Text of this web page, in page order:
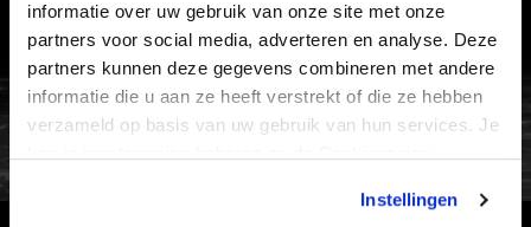
informatie over uw gebruik van onze site met onze
partners voor social media, adverteren en analyse. Deze
partners kunnen deze gegevens combineren met andere
informatie die u aan ze heeft verstrekt of die ze hebben
verzameld op basis van uw gebruik van hun services. Je
Instellingen
VERTROUWENSPERSOON
FC Utrecht<br>vanuit<br>het